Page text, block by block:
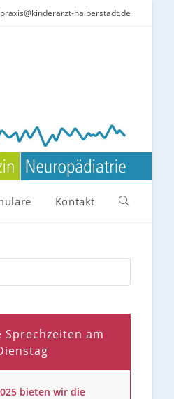
praxis@kinderarzt-halberstadt.de
Kontakt
Sprechzeiten am
bieten wir die